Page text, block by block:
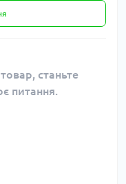
станьте
питання.